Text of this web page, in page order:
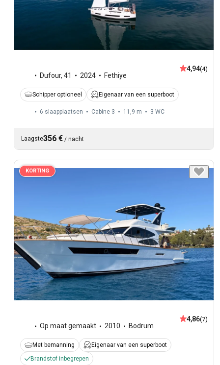
Dufour, 41 2024 Fethiye
4,94(4)
Schipper optioneel Eigenaar van een superboot
6 slaapplaatsen Cabine 3 11,9 m 3 WC
Laagste356 € / nacht
KORTING
Op maat gemaakt 2010 Bodrum
4,86(7)
Met bemanning
Eigenaar van een superboot
Brandstof inbegrepen